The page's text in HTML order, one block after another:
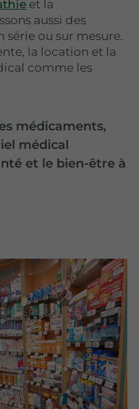
et la
aussi des
série ou sur mesure.
la location et la
comme les
médicaments,
médical
et le bien-être à